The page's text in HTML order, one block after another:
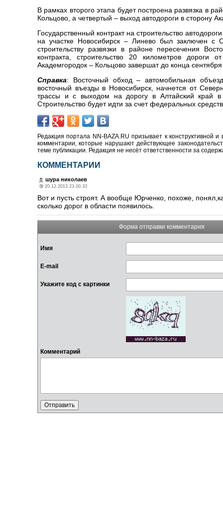
В рамках второго этапа будет построена развязка в
Кольцово, а четвертый – выход автодороги в сторону
Государственный контракт на строительство
на участке Новосибирск – Линево был заключен
строительству развязки в районе пересечения
контракта, строительство 20 километров дороги
Академгородок – Кольцово завершат до конца
Справка: Восточный обход – автомобильная
восточный въезды в Новосибирск, начнется от
трассы и с выходом на дорогу в Алтайский край в
Строительство будет идти за счет федеральных
Редакция портала NN-BAZA.RU призывает к конструктивной
комментарии, которые нарушают действующее
теме публикации. Редакция не несёт ответственности за
КОММЕНТАРИИ
шура николаев
20.12.2013 23.00.33
Вот и пусть строят. А вообще Юрченко, похоже,
сколько дорог в области появилось.
Форма отправки комментария
Имя
E-mail
Укажите код с картинки
Комментарий